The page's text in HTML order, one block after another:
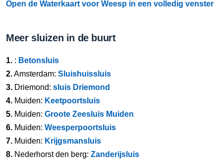
Open de Waterkaart voor Weesp in een volledig venster
Meer sluizen in de buurt
1. : Betonsluis
2.Amsterdam: Sluishuissluis
3. Driemond: sluis Driemond
4. Muiden: Keetpoortsluis
5. Muiden: Groote Zeesluis Muiden
6. Muiden: Weesperpoortsluis
7. Muiden: Krijgsmansluis
8. Nederhorst den berg: Zanderijsluis